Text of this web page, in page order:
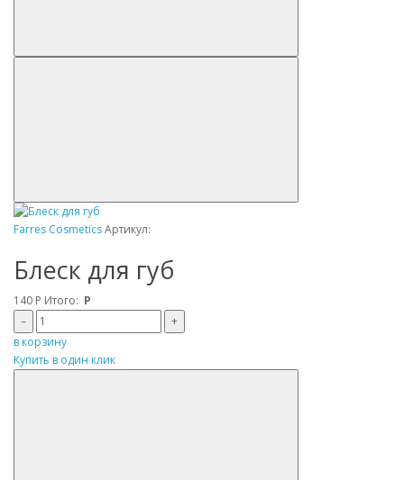
Farres CosmeticsАртикул:
Блеск для губ
140 Р Итого: Р
–
+
в корзину
Купить в один клик